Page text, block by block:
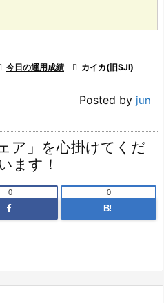
今日の運用成績  カイカ(旧SJI)
Posted by jun
ア」を心掛けてくだ
ます！
0
B!
0